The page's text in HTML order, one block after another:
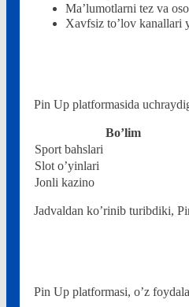
Ma’lumotlarni tez va
Xavfsiz to’lov kanallari
Pin Up platformasida
Bo’lim
Sport bahslari
Slot o’yinlari
Jonli kazino
Jadvaldan ko’rinib turibdiki,
Pin Up platformasi, o’z